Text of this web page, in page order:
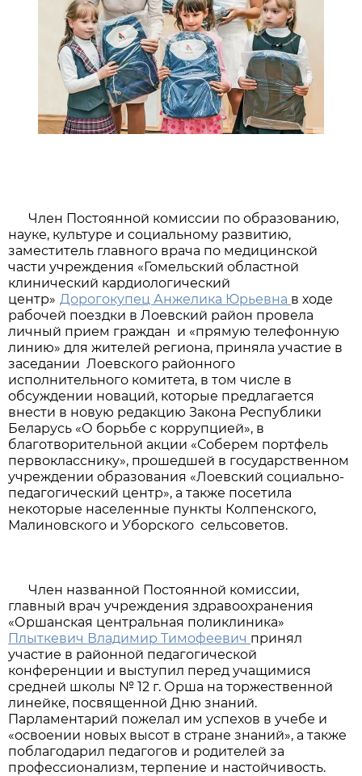
Член Постоянной комиссии по образованию,
науке, культуре и социальному развитию,
заместитель главного врача по медицинской
части учреждения «Гомельский областной
клинический кардиологический
центр» Дорогокупец Анжелика Юрьевна в ходе
рабочей поездки в Лоевский район провела
личный прием граждан и «прямую телефонную
линию» для жителей региона, приняла участие в
заседании Лоевского районного
исполнительного комитета, в том числе в
обсуждении новаций, которые предлагается
внести в новую редакцию Закона Республики
Беларусь «О борьбе с коррупцией», в
благотворительной акции «Соберем портфель
первокласснику», прошедшей в государственном
учреждении образования «Лоевский социально-
педагогический центр», а также посетила
некоторые населенные пункты Колпенского,
Малиновского и Уборского сельсоветов.
Член названной Постоянной комиссии,
главный врач учреждения здравоохранения
«Оршанская центральная поликлиника»
Плыткевич Владимир Тимофеевич принял
участие в районной педагогической
конференции и выступил перед учащимися
средней школы № 12 г. Орша на торжественной
линейке, посвященной Дню знаний.
Парламентарий пожелал им успехов в учебе и
«освоении новых высот в стране знаний», а также
поблагодарил педагогов и родителей за
профессионализм, терпение и настойчивость.